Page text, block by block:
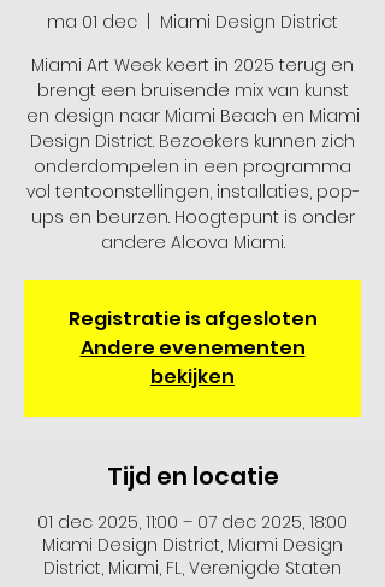
ma 01 dec
Miami Design District
Miami Art Week keert in 2025 terug en
brengt een bruisende mix van kunst
en design naar Miami Beach en Miami
Design District. Bezoekers kunnen zich
onderdompelen in een programma
vol tentoonstellingen, installaties, pop-
ups en beurzen. Hoogtepunt is onder
andere Alcova Miami.
Registratie is afgesloten
Andere evenementen
bekijken
Tijd en locatie
01 dec 2025, 11:00 – 07 dec 2025, 18:00
Miami Design District, Miami Design
District, Miami, FL, Verenigde Staten